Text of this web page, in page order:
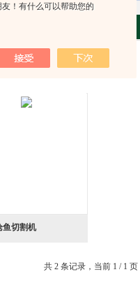
！有什么可以帮助您的
金枪鱼
鱼切割机
共 2 条记录，当前 1 / 1